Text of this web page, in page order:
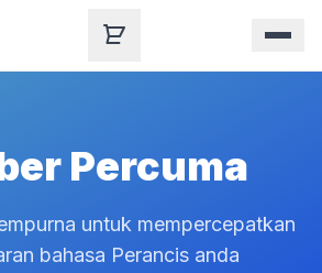
Percuma
untuk mempercepatkan
bahasa Perancis anda